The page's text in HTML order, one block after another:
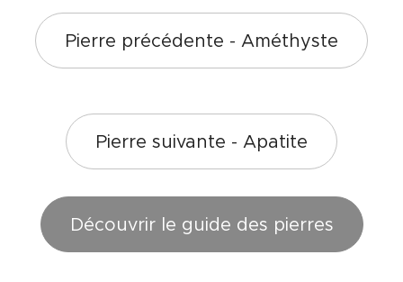
Pierre précédente - Améthyste
Pierre suivante - Apatite
Découvrir le guide des pierres